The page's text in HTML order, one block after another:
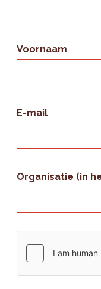
Voornaam
E-mail
Organisatie (in